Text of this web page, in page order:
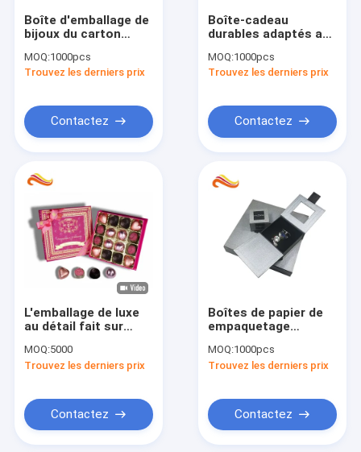
Accueil
Produits
boîtes d'emballage cadeau
Boîtes-cadeau rigides
Boîte d'emballage de
bijoux du carton
avec l'insertion
MOQ:1000pcs
Trouvez les derniers prix
Contactez
Boîte-cadeau
durables adaptés aux
carton de boîte-
cadeau de papier de
couvercles
MOQ:1000pcs
Trouvez les derniers prix
Contactez
L'emballage de luxe
au détail fait sur
chocolat enferme
dans une boîte le
MOQ:5000
Trouvez les derniers prix
Contactez
Boîtes de papier de
empaquetage
besoins du client de
cadeau de taille avec
MOQ:1000pcs
Trouvez les derniers prix
Contactez